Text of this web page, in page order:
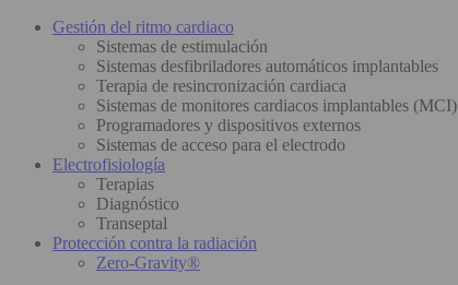
Gestión del ritmo cardiaco
Sistemas de estimulación
Sistemas desfibriladores automáticos implantables
Terapia de resincronización cardiaca
Sistemas de monitores cardiacos implantables (MCI)
Programadores y dispositivos externos
Sistemas de acceso para el electrodo
Electrofisiología
Terapias
Diagnóstico
Transeptal
Protección contra la radiación
Zero-Gravity®